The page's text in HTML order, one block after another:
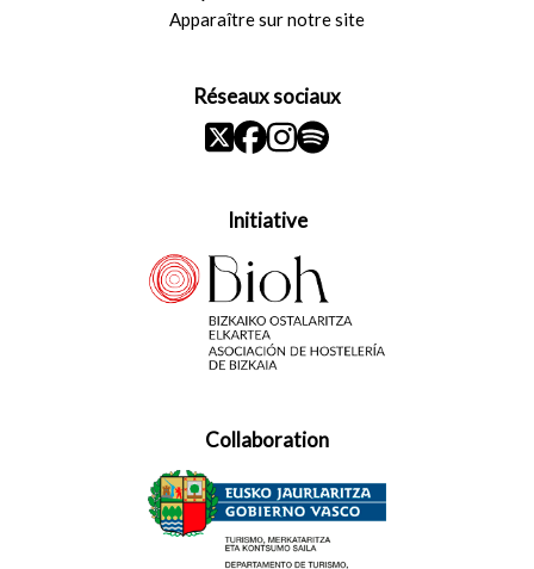
Apparaître sur notre site
Réseaux sociaux
Initiative
Collaboration